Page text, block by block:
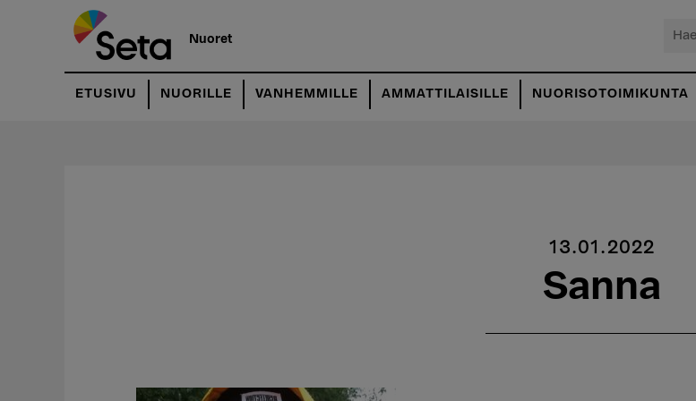
pääsisältöön
Nuoret
Hae
ETUSIVU NUORILLE VANHEMMILLE AMMATTILAISILLE NUORISOTOIMIKUNTA
13.01.2022
Sanna